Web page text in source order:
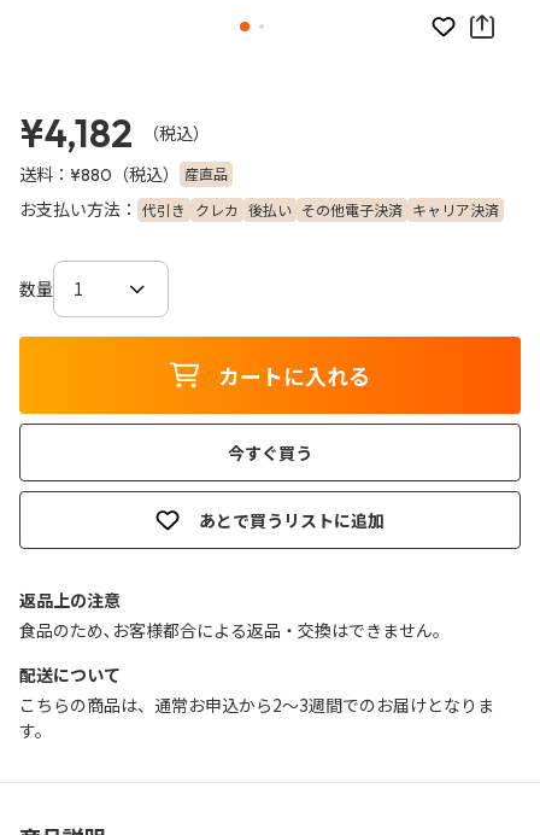
お気に入り
¥4,182
（税込）
送料： ¥880 （税込） 産直品
お支払い方法： 代引き クレカ 後払い その他電子決済 キャリア決済
数量
カートに入れる
今すぐ買う
あとで買うリストに追加
返品上の注意
食品のため､お客様都合による返品・交換はできません｡
配送について
こちらの商品は、通常お申込から2～3週間でのお届けとなりま
す。